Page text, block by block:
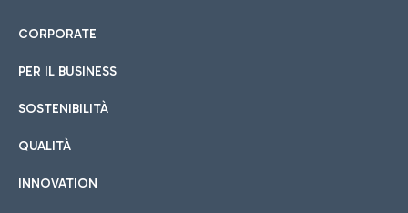
CORPORATE
PER IL BUSINESS
SOSTENIBILITÀ
QUALITÀ
INNOVATION